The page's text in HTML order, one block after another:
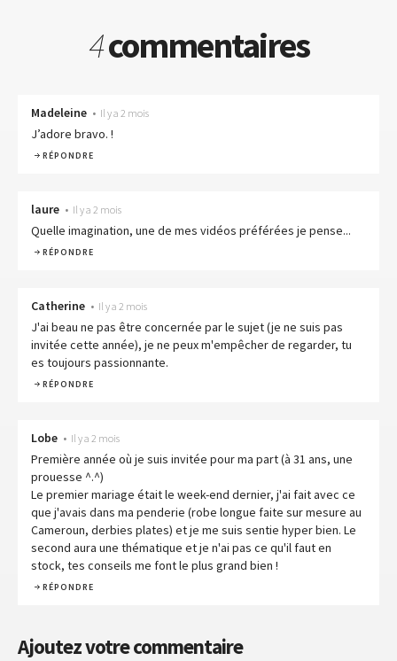
4commentaires
Madeleine • Il y a 2 mois
J’adore bravo. !
RÉPONDRE
laure • Il y a 2 mois
Quelle imagination, une de mes vidéos préférées je pense...
RÉPONDRE
Catherine • Il y a 2 mois
J'ai beau ne pas être concernée par le sujet (je ne suis pas
invitée cette année), je ne peux m'empêcher de regarder, tu
es toujours passionnante.
RÉPONDRE
Lobe • Il y a 2 mois
Première année où je suis invitée pour ma part (à 31 ans, une
prouesse ^.^)
Le premier mariage était le week-end dernier, j'ai fait avec ce
que j'avais dans ma penderie (robe longue faite sur mesure au
Cameroun, derbies plates) et je me suis sentie hyper bien. Le
second aura une thématique et je n'ai pas ce qu'il faut en
stock, tes conseils me font le plus grand bien !
RÉPONDRE
Ajoutez votre commentaire